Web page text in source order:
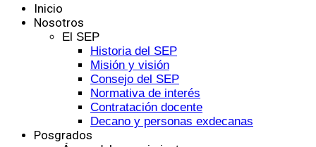
Inicio
Nosotros
El SEP
Historia del SEP
Misión y visión
Consejo del SEP
Normativa de interés
Contratación docente
Decano y personas exdecanas
Posgrados